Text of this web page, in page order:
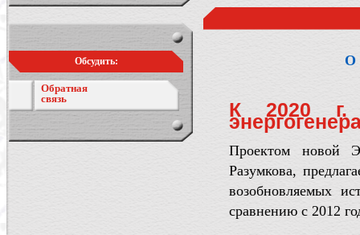
Обсудить:
Обратная
связь
О
К 2020 г.
Проектом новой
Разумкова,
возобновляемых
сравнению с 2012